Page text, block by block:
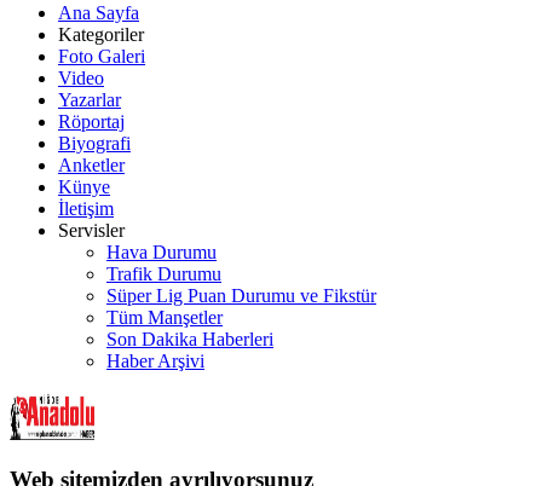
Ana Sayfa
Kategoriler
Foto Galeri
Video
Yazarlar
Röportaj
Biyografi
Anketler
Künye
İletişim
Servisler
Hava Durumu
Trafik Durumu
Süper Lig Puan Durumu ve Fikstür
Tüm Manşetler
Son Dakika Haberleri
Haber Arşivi
Web sitemizden ayrılıyorsunuz